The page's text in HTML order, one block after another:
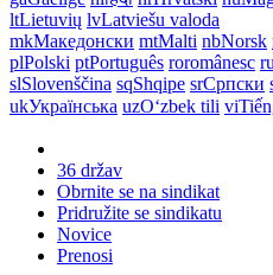
ltLietuvių lvLatviešu valoda
mkМакедонски mtMalti nbNorsk
plPolski ptPortuguês roromânesc ru
slSlovenščina sqShqipe srСрпски
ukУкраїнська uzOʻzbek tili vi
36 držav
Obrnite se na sindikat
Pridružite se sindikatu
Novice
Prenosi